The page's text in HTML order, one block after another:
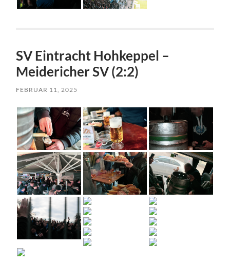
SV Eintracht Hohkeppel –
Meidericher SV (2:2)
FEBRUAR 11, 2025